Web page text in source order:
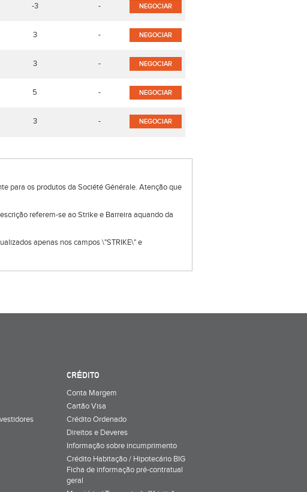
-3 - NEGOCIAR
3 - NEGOCIAR
3 - NEGOCIAR
5 - NEGOCIAR
3 - NEGOCIAR
para os produtos da Société Générale. Atenção que
referem-se ao Strike e Barreira aquando da
apenas nos campos \"STRIKE\" e
CRÉDITO
Conta Margem
Cartão Visa
Crédito Ordenado
Direitos e Deveres
Informação sobre incumprimento
Crédito Habitação / Hipotecário BIG
Ficha de informação pré-contratual
geral